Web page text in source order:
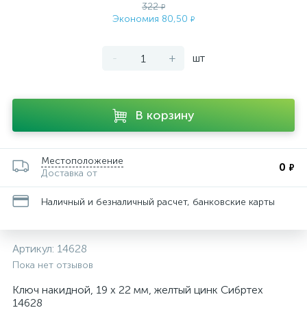
322₽
Экономия 80,50 ₽
- + шт
В корзину
Местоположение
Доставка от
0 ₽
Наличный и безналичный расчет, банковские карты
Артикул: 14628
Пока нет отзывов
Ключ накидной, 19 х 22 мм, желтый цинк Сибртех
14628